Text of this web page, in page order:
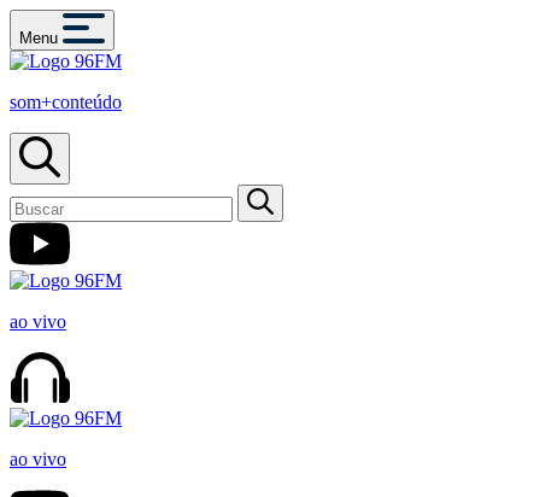
Menu
som+conteúdo
ao vivo
ao vivo